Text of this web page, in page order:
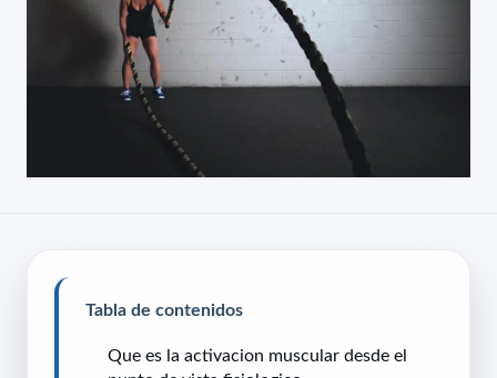
Tabla de contenidos
Que es la activacion muscular desde el